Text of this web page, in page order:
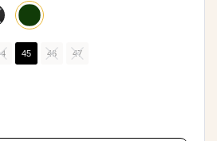
45 46 47